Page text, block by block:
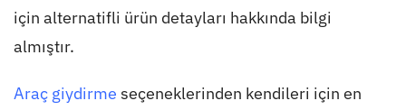
için alternatifli ürün detayları hakkında bilgi
almıştır.
Araç giydirme seçeneklerinden kendileri için en